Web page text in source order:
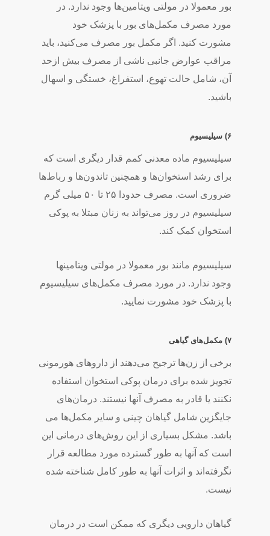
بور معمولا در مولتی ­ویتامین­‌ها وجود ندارد. در
مورد مصرف مکمل­‌های بور با پزشک خود
مشورت کنید. اگر مکمل بور مصرف می­‌کنید، باید
مراقب عوارض جانبی ناشی از مصرف بیش ­ازحد
آن، شامل حالت تهوع، استفراغ، خستگی و اسهال
باشید.
۶) سیلیسیوم
سیلیسیوم ماده معدنی کم­م قدار دیگری است که
برای رشد استخوان­‌ها و همچنین تاندون­‌ها و رباط­‌ها
ضروری است. مصرف حدودا ۲۵ تا ۵۰ میلی­ گرم
سیلیسیوم در روز می­‌تواند به زنان مبتلا به پوکی
استخوان کمک کند.
سیلیسیوم مانند بور معمولا در مولتی ­ویتامین­ها
وجود ندارد. در مورد مصرف مکمل‌­های سیلیسیوم
با پزشک خود مشورت نمایید.
۷) مکمل­‌های گیاهی
برخی از زن­‌ها ترجیح می‌­دهند از داروهای هورمونی
تجویز شده برای درمان پوکی استخوان استفاده
نکنند یا قادر به مصرف آن­ها نیستند. درمان­‌های
جایگزین شامل گیاهان چینی و سایر مکمل­‌ها می­‌
باشد. مشکل بسیاری از این روش­‌های درمانی این
است که آن­ها به طور گسترده مورد مطالعه قرار
نگرفته­‌اند و اثرات آن­ها به طور کامل شناخته­ شده
نیست.
گیاهان دارویی دیگری که ممکن است در درمان